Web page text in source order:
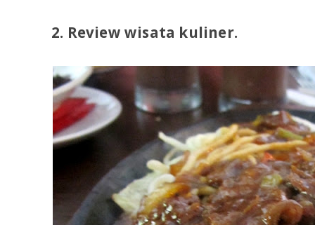
2. Review wisata kuliner.